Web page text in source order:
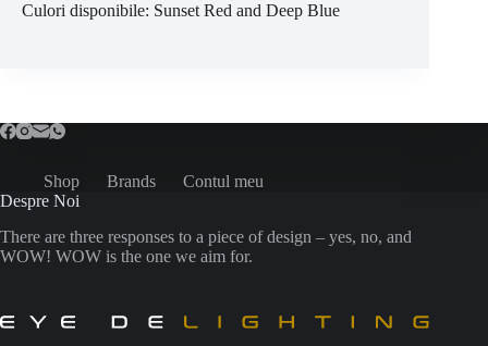
Culori disponibile: Sunset Red and Deep Blue
Shop Brands
Contul meu
Despre Noi
There are three responses to a piece of design – yes, no, and
WOW! WOW is the one we aim for.